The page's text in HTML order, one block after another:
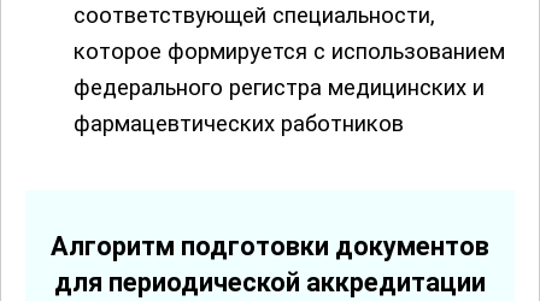
соответствующей специальности,
которое формируется с использованием
федерального регистра медицинских и
фармацевтических работников
Алгоритм подготовки документов
для периодической аккредитации